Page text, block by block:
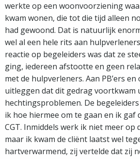
werkte op een woonvoorziening
kwam wonen, die tot die tijd alleen
had gewoond. Dat is natuurlijk
wel al een hele rits aan
reactie op begeleiders was dat ze
ging, iedereen afstootte en geen
met de hulpverleners. Aan PB’ers
uitleggen dat dit gedrag voortkwam
hechtingsproblemen. De
ik hoe hiermee om te gaan en ik gaf
CGT. Inmiddels werk ik niet meer op
maar ik kwam de cliënt laatst wel
hartverwarmend, zij vertelde dat zij